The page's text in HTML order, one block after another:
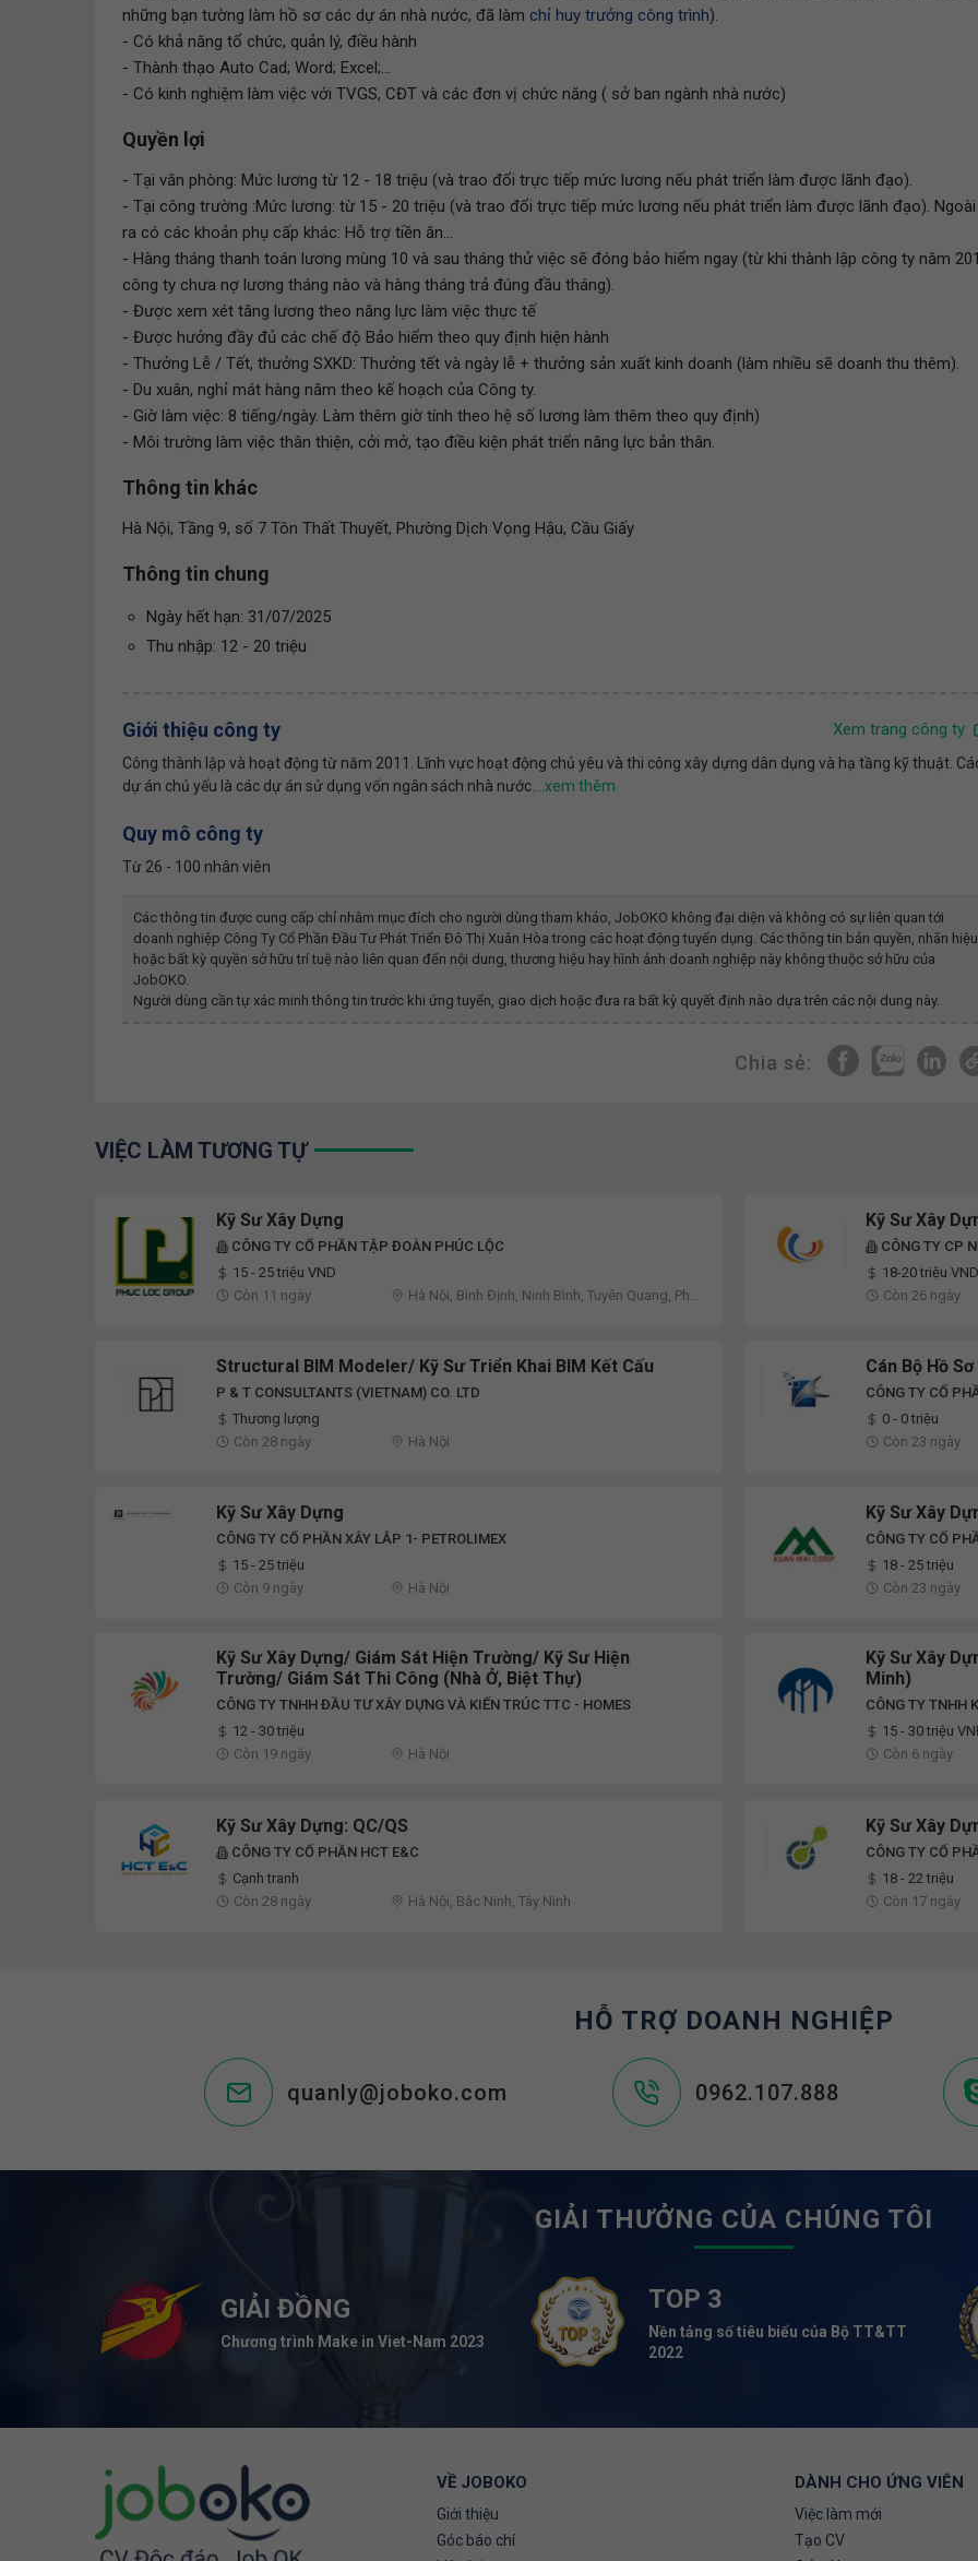
những bạn tường làm hồ sơ các dự án nhà nước, đã làm chỉ huy trưởng công trình).
- Có khả năng tổ chức, quản lý, điều hành
- Thành thạo Auto Cad; Word; Excel;...
- Có kinh nghiệm làm việc với TVGS, CĐT và các đơn vị chức năng ( sở ban ngành nhà nước)
Quyền lợi
- Tại văn phòng: Mức lương từ 12 - 18 triệu (và trao đổi trực tiếp mức lương nếu phát triển làm được lãnh đạo).
- Tại công trường :Mức lương: từ 15 - 20 triệu (và trao đổi trực tiếp mức lương nếu phát triển làm được lãnh đạo). Ngoài
ra có các khoản phụ cấp khác: Hỗ trợ tiền ăn...
- Hàng tháng thanh toán lương mùng 10 và sau tháng thử việc sẽ đóng bảo hiểm ngay (từ khi thành lập công ty năm
công ty chưa nợ lương tháng nào và hàng tháng trả đúng đầu tháng).
- Được xem xét tăng lương theo năng lực làm việc thực tế
- Được hưởng đầy đủ các chế độ Bảo hiểm theo quy định hiện hành
- Thưởng Lễ / Tết, thưởng SXKD: Thưởng tết và ngày lễ + thưởng sản xuất kinh doanh (làm nhiều sẽ doanh thu thêm).
- Du xuân, nghỉ mát hàng năm theo kế hoạch của Công ty.
- Giờ làm việc: 8 tiếng/ngày. Làm thêm giờ tính theo hệ số lương làm thêm theo quy định)
- Môi trường làm việc thân thiện, cởi mở, tạo điều kiện phát triển năng lực bản thân.
Thông tin khác
Hà Nội, Tầng 9, số 7 Tôn Thất Thuyết, Phường Dịch Vọng Hậu, Cầu Giấy
Thông tin chung
Ngày hết hạn: 31/07/2025
Thu nhập: 12 - 20 triệu
Giới thiệu công ty Xem trang công ty
Công thành lập và hoạt động từ năm 2011. Lĩnh vực hoạt động chủ yêu và thi công xây dựng dân dụng và hạ tầng kỹ thuật.
dự án chủ yếu là các dự án sử dụng vốn ngân sách nhà nước.
Quy mô công ty
Từ 26 - 100 nhân viên
Các thông tin được cung cấp chỉ nhằm mục đích cho người dùng tham khảo, JobOKO không đại diện và không có sự liên quan tới
doanh nghiệp Công Ty Cổ Phần Đầu Tư Phát Triển Đô Thị Xuân Hòa trong các hoạt động tuyển dụng. Các thông tin bản quyền, nhãn hiệu
hoặc bất kỳ quyền sở hữu trí tuệ nào liên quan đến nội dung, thương hiệu hay hình ảnh doanh nghiệp này không thuộc sở hữu của
JobOKO.
Người dùng cần tự xác minh thông tin trước khi ứng tuyển, giao dịch hoặc đưa ra bất kỳ quyết định nào dựa trên các nội dung này.
Chia sẻ:
VIỆC LÀM TƯƠNG TỰ
Kỹ Sư Xây Dựng
CÔNG TY CỔ PHẦN TẬP ĐOÀN PHÚC LỘC
15 - 25 triệu VND
Còn 11 ngày
Hà Nội, Bình Định, Ninh Bình, Tuyên Quang, Phú
Kỹ Sư Xây
CÔNG TY CP
18-20 triệu VND
Còn 26 ngày
Structural BIM Modeler/ Kỹ Sư Triển Khai BIM Kết Cấu
P & T CONSULTANTS (VIETNAM) CO. LTD
Thương lượng
Còn 28 ngày
Hà Nội
Cán Bộ Hồ
CÔNG TY CỔ
0 - 0 triệu
Còn 23 ngày
Kỹ Sư Xây Dựng
CÔNG TY CỔ PHẦN XÂY LẮP 1- PETROLIMEX
15 - 25 triệu
Còn 9 ngày
Hà Nội
Kỹ Sư Xây
CÔNG TY CỔ
18 - 25 triệu
Còn 23 ngày
Kỹ Sư Xây Dựng/ Giám Sát Hiện Trường/ Kỹ Sư Hiện
Trường/ Giám Sát Thi Công (Nhà Ở, Biệt Thự)
CÔNG TY TNHH ĐẦU TƯ XÂY DỰNG VÀ KIẾN TRÚC TTC - HOMES
12 - 30 triệu
Còn 19 ngày
Hà Nội
Kỹ Sư Xây
Minh)
CÔNG TY TNHH
15 - 30 triệu
Còn 6 ngày
Kỹ Sư Xây Dựng: QC/QS
CÔNG TY CỔ PHẦN HCT E&C
Cạnh tranh
Còn 28 ngày
Hà Nội, Bắc Ninh, Tây Ninh
Kỹ Sư Xây
CÔNG TY CỔ
18 - 22 triệu
Còn 17 ngày
HỖ TRỢ DOANH NGHIỆP
quanly@joboko.com 0962.107.888
GIẢI THƯỞNG CỦA CHÚNG TÔI
GIẢI ĐỒNG
Chương trình Make in Viet-Nam 2023
TOP 3
Nền tảng số tiêu biểu của Bộ TT&TT
2022
VỀ JOBOKO
Giới thiệu
Góc báo chí
DÀNH CHO ỨNG VIÊN
Việc làm mới
Tạo CV